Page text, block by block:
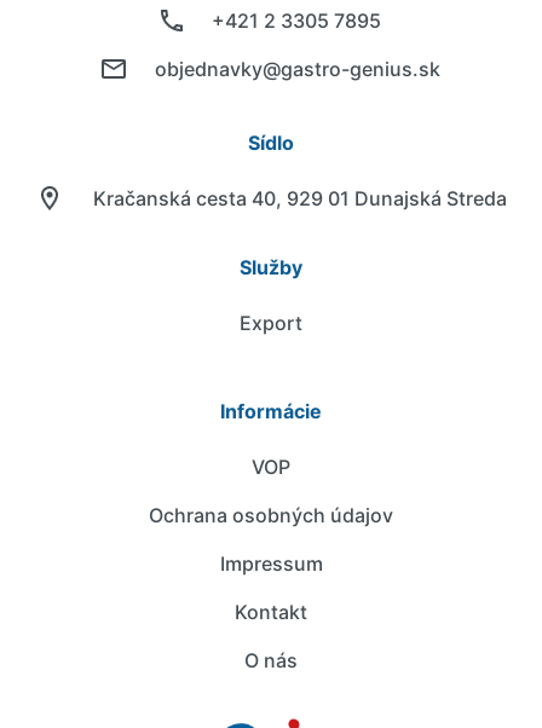
+421 2 3305 7895
objednavky@gastro-genius.sk
Sídlo
Kračanská cesta 40, 929 01 Dunajská Streda
Služby
Export
Informácie
VOP
Ochrana osobných údajov
Impressum
Kontakt
O nás